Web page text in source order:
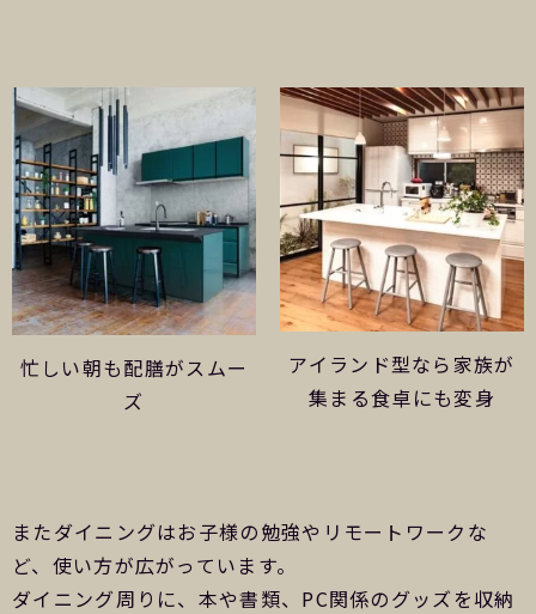
忙しい朝も配膳がスムー
ズ
アイランド型なら家族が
集まる食卓にも変身
またダイニングはお子様の勉強やリモートワークな
ど、使い方が広がっています。
ダイニング周りに、本や書類、PC関係のグッズを収納